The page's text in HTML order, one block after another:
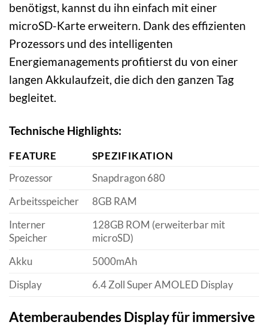
benötigst, kannst du ihn einfach mit einer
microSD-Karte erweitern. Dank des effizienten
Prozessors und des intelligenten
Energiemanagements profitierst du von einer
langen Akkulaufzeit, die dich den ganzen Tag
begleitet.
Technische Highlights:
FEATURE
SPEZIFIKATION
Prozessor
Snapdragon 680
Arbeitsspeicher
8GB RAM
Interner
Speicher
128GB ROM (erweiterbar mit
microSD)
Akku
5000mAh
Display
6.4 Zoll Super AMOLED Display
Atemberaubendes Display für immersive